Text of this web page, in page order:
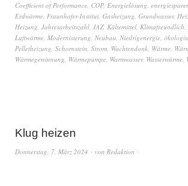
Coefficient of Performance, COP, Energielösung,
Erdwärme, Fraunhofer-Institut, Gasheizung, Grundwasser,
Heizung, Jahresarbeitszahl, JAZ, Kältemittel, Klimafreundlich,
Luftwärme, Modernisierung, Neubau, Niedrigenergie,
Pelletheizung, Schornstein, Strom, Wachtendonk, Wärme,
Wärmegewinnung, Wärmepumpe, Warmwasser, Wasserwärme,
Klug heizen
Donnerstag, 7. März 2024 von Redaktion